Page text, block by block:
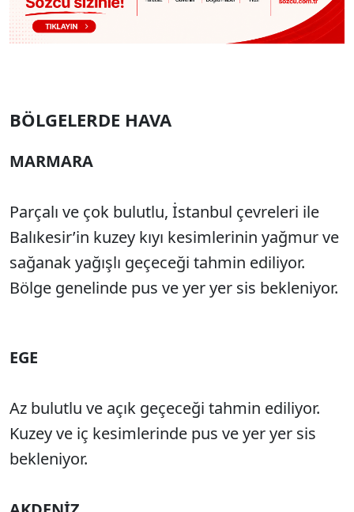
BÖLGELERDE HAVA
MARMARA
Parçalı ve çok bulutlu, İstanbul çevreleri ile
Balıkesir’in kuzey kıyı kesimlerinin yağmur ve
sağanak yağışlı geçeceği tahmin ediliyor.
Bölge genelinde pus ve yer yer sis bekleniyor.
EGE
Az bulutlu ve açık geçeceği tahmin ediliyor.
Kuzey ve iç kesimlerinde pus ve yer yer sis
bekleniyor.